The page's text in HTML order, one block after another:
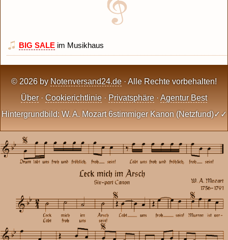
BIG SALE im Musikhaus
© 2026 by Notenversand24.de · Alle Rechte vorbehalten!
Über · Cookierichtlinie · Privatsphäre · Agentur Best
Hintergrundbild: W. A. Mozart 6stimmiger Kanon (Netzfund)✓✓